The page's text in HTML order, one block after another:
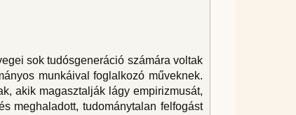
sok tudósgeneráció számára voltak
munkáival foglalkozó műveknek.
akik magasztalják lágy empirizmusát,
meghaladott, tudománytalan felfogást